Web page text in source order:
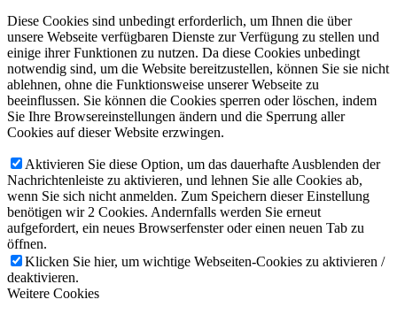
Diese Cookies sind unbedingt erforderlich, um Ihnen die über
unsere Webseite verfügbaren Dienste zur Verfügung zu stellen und
einige ihrer Funktionen zu nutzen. Da diese Cookies unbedingt
notwendig sind, um die Website bereitzustellen, können Sie sie nicht
ablehnen, ohne die Funktionsweise unserer Webseite zu
beeinflussen. Sie können die Cookies sperren oder löschen, indem
Sie Ihre Browsereinstellungen ändern und die Sperrung aller
Cookies auf dieser Website erzwingen.
Aktivieren Sie diese Option, um das dauerhafte Ausblenden der
Nachrichtenleiste zu aktivieren, und lehnen Sie alle Cookies ab,
wenn Sie sich nicht anmelden. Zum Speichern dieser Einstellung
benötigen wir 2 Cookies. Andernfalls werden Sie erneut
aufgefordert, ein neues Browserfenster oder einen neuen Tab zu
öffnen.
Klicken Sie hier, um wichtige Webseiten-Cookies zu aktivieren /
deaktivieren.
Weitere Cookies